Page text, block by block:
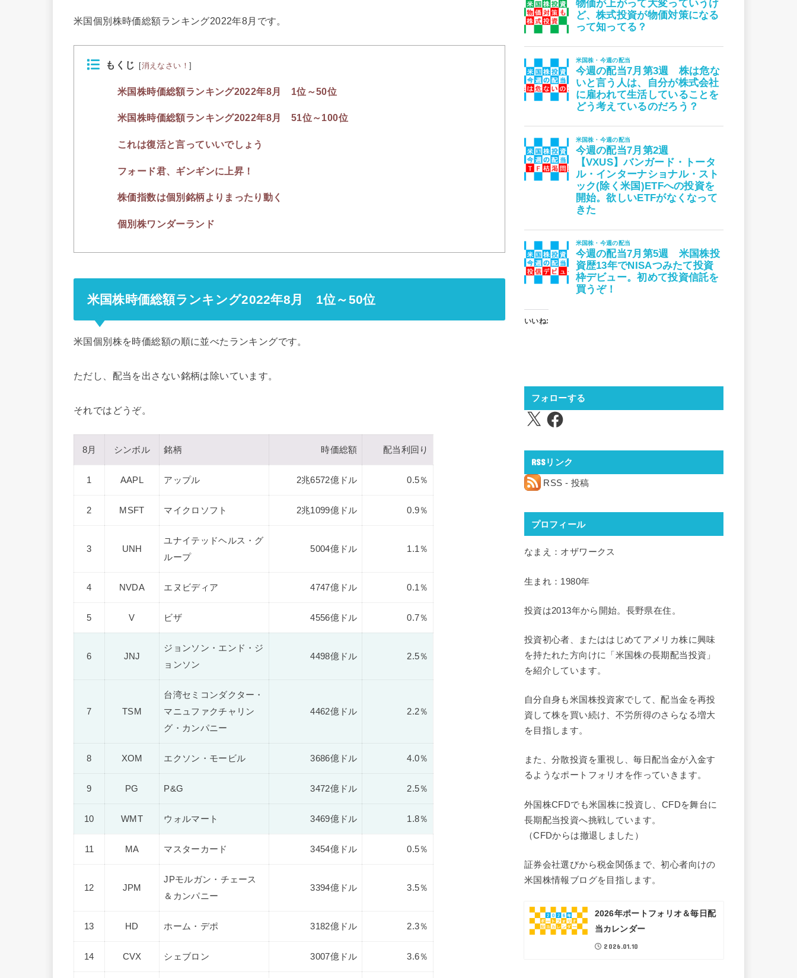
米国個別株時価総額ランキング2022年8月です。
もくじ 消えなさい！
米国株時価総額ランキング2022年8月 1位～50位
米国株時価総額ランキング2022年8月 51位～100位
これは復活と言っていいでしょう
フォード君、ギンギンに上昇！
株価指数は個別銘柄よりまったり動く
個別株ワンダーランド
米国株時価総額ランキング2022年8月 1位～50位
米国個別株を時価総額の順に並べたランキングです。
ただし、配当を出さない銘柄は除いています。
それではどうぞ。
8月 シンボル 銘柄 時価総額 配当利回り
1 AAPL アップル 2兆6572億ドル 0.5％
2 MSFT マイクロソフト 2兆1099億ドル 0.9％
3 UNH
ユナイテッドヘルス・グ
ループ
5004億ドル 1.1％
4 NVDA エヌビディア 4747億ドル 0.1％
5 V ビザ 4556億ドル 0.7％
6 JNJ
ジョンソン・エンド・ジ
ョンソン
4498億ドル 2.5％
7 TSM
台湾セミコンダクター・
マニュファクチャリン
グ・カンパニー
4462億ドル 2.2％
8 XOM エクソン・モービル 3686億ドル 4.0％
9 PG P&G 3472億ドル 2.5％
10 WMT ウォルマート 3469億ドル 1.8％
11 MA マスターカード 3454億ドル 0.5％
12 JPM
JPモルガン・チェース
＆カンパニー
3394億ドル 3.5％
13 HD ホーム・デポ 3182億ドル 2.3％
14 CVX シェブロン 3007億ドル 3.6％
いいね:
フォローする
X Facebook
RSSリンク
RSS - 投稿
プロフィール
なまえ：オザワークス
生まれ：1980年
投資は2013年から開始。長野県在住。
投資初心者、またははじめてアメリカ株に興味
を持たれた方向けに「米国株の長期配当投資」
を紹介しています。
自分自身も米国株投資家でして、配当金を再投
資して株を買い続け、不労所得のさらなる増大
を目指します。
また、分散投資を重視し、毎日配当金が入金す
るようなポートフォリオを作っていきます。
外国株CFDでも米国株に投資し、CFDを舞台に
長期配当投資へ挑戦しています。
（CFDからは撤退しました）
証券会社選びから税金関係まで、初心者向けの
米国株情報ブログを目指します。
2026年ポートフォリオ＆毎日配
当カレンダー
2026.01.10